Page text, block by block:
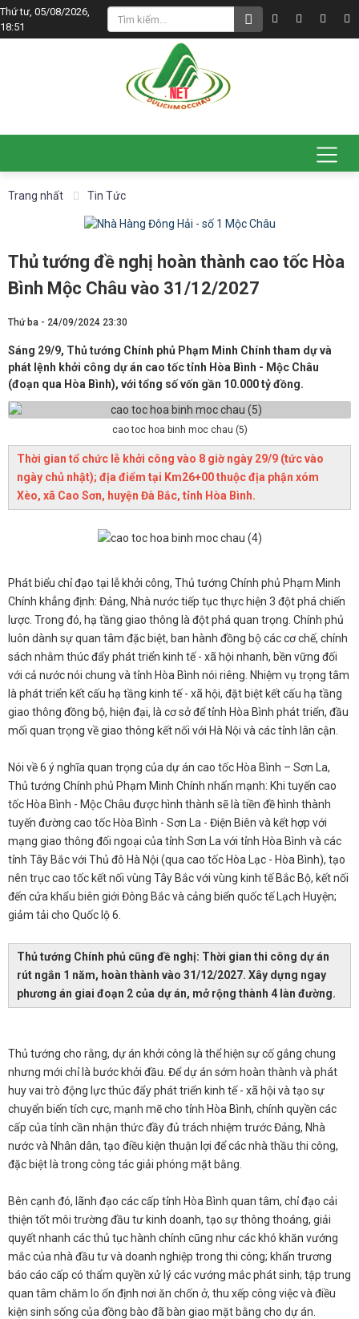
Thứ tư, 05/08/2026,
18:51
Trang nhất Tin Tức
Thủ tướng đề nghị hoàn thành cao tốc Hòa
Bình Mộc Châu vào 31/12/2027
Thứ ba - 24/09/2024 23:30
Sáng 29/9, Thủ tướng Chính phủ Phạm Minh Chính tham dự và
phát lệnh khởi công dự án cao tốc tỉnh Hòa Bình - Mộc Châu
(đoạn qua Hòa Bình), với tổng số vốn gần 10.000 tỷ đồng.
cao toc hoa binh moc chau (5)
Thời gian tổ chức lễ khởi công vào 8 giờ ngày 29/9 (tức vào
ngày chủ nhật); địa điểm tại Km26+00 thuộc địa phận xóm
Xèo, xã Cao Sơn, huyện Đà Bắc, tỉnh Hòa Bình.
Phát biểu chỉ đạo tại lễ khởi công, Thủ tướng Chính phủ Phạm Minh
Chính khẳng định: Đảng, Nhà nước tiếp tục thực hiện 3 đột phá chiến
lược. Trong đó, hạ tầng giao thông là đột phá quan trọng. Chính phủ
luôn dành sự quan tâm đặc biệt, ban hành đồng bộ các cơ chế, chính
sách nhằm thúc đẩy phát triển kinh tế - xã hội nhanh, bền vững đối
với cả nước nói chung và tỉnh Hòa Bình nói riêng. Nhiệm vụ trọng tâm
là phát triển kết cấu hạ tầng kinh tế - xã hội, đặt biệt kết cấu hạ tầng
giao thông đồng bộ, hiện đại, là cơ sở để tỉnh Hòa Bình phát triển, đầu
mối quan trọng về giao thông kết nối với Hà Nội và các tỉnh lân cận.
Nói về 6 ý nghĩa quan trọng của dự án cao tốc Hòa Bình – Sơn La,
Thủ tướng Chính phủ Phạm Minh Chính nhấn mạnh: Khi tuyến cao
tốc Hòa Bình - Mộc Châu được hình thành sẽ là tiền đề hình thành
tuyến đường cao tốc Hòa Bình - Sơn La - Điện Biên và kết hợp với
mạng giao thông đối ngoại của tỉnh Sơn La với tỉnh Hòa Bình và các
tỉnh Tây Bắc với Thủ đô Hà Nội (qua cao tốc Hòa Lạc - Hòa Bình), tạo
nên trục cao tốc kết nối vùng Tây Bắc với vùng kinh tế Bắc Bộ, kết nối
đến cửa khẩu biên giới Đông Bắc và cảng biển quốc tế Lạch Huyện;
giảm tải cho Quốc lộ 6.
Thủ tướng Chính phủ cũng đề nghị: Thời gian thi công dự án
rút ngắn 1 năm, hoàn thành vào 31/12/2027. Xây dựng ngay
phương án giai đoạn 2 của dự án, mở rộng thành 4 làn đường.
Thủ tướng cho rằng, dự án khởi công là thể hiện sự cố gắng chung
nhưng mới chỉ là bước khởi đầu. Để dự án sớm hoàn thành và phát
huy vai trò động lực thúc đẩy phát triển kinh tế - xã hội và tạo sự
chuyển biến tích cực, mạnh mẽ cho tỉnh Hòa Bình, chính quyền các
cấp của tỉnh cần nhận thức đầy đủ trách nhiệm trước Đảng, Nhà
nước và Nhân dân, tạo điều kiện thuận lợi để các nhà thầu thi công,
đặc biệt là trong công tác giải phóng mặt bằng.
Bên cạnh đó, lãnh đạo các cấp tỉnh Hòa Bình quan tâm, chỉ đạo cải
thiện tốt môi trường đầu tư kinh doanh, tạo sự thông thoáng, giải
quyết nhanh các thủ tục hành chính cũng như các khó khăn vướng
mắc của nhà đầu tư và doanh nghiệp trong thi công; khẩn trương
báo cáo cấp có thẩm quyền xử lý các vướng mắc phát sinh; tập trung
quan tâm chăm lo ổn định nơi ăn chốn ở, thu xếp công việc và điều
kiện sinh sống của đồng bào đã bàn giao mặt bằng cho dự án.